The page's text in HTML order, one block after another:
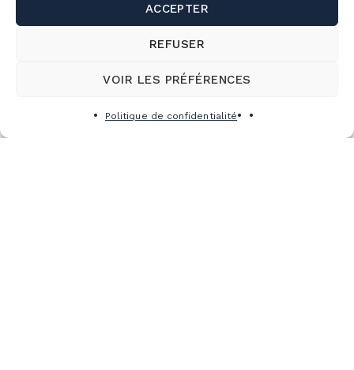
ACCEPTER
REFUSER
VOIR LES PRÉFÉRENCES
Politique de confidentialité